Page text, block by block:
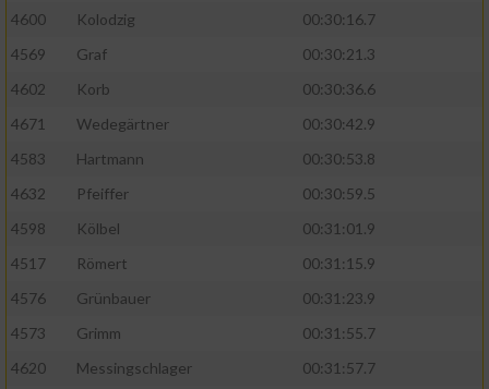
4600
Kolodzig
00:30:16.7
4569
Graf
00:30:21.3
4602
Korb
00:30:36.6
4671
Wedegärtner
00:30:42.9
4583
Hartmann
00:30:53.8
4632
Pfeiffer
00:30:59.5
4598
Kölbel
00:31:01.9
4517
Römert
00:31:15.9
4576
Grünbauer
00:31:23.9
4573
Grimm
00:31:55.7
4620
Messingschlager
00:31:57.7